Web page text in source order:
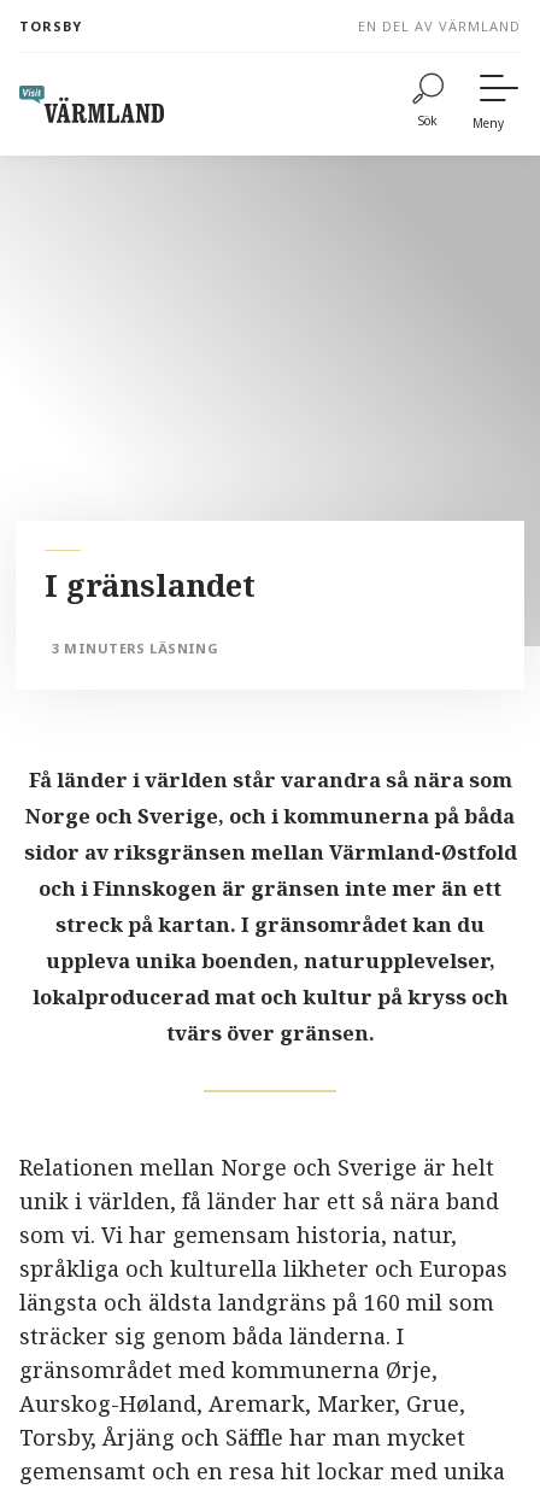
content
TORSBY EN DEL AV VÄRMLAND
Sök Meny
I gränslandet
3 MINUTERS LÄSNING
Få länder i världen står varandra så nära som
Norge och Sverige, och i kommunerna på båda
sidor av riksgränsen mellan Värmland-Østfold
och i Finnskogen är gränsen inte mer än ett
streck på kartan. I gränsområdet kan du
uppleva unika boenden, naturupplevelser,
lokalproducerad mat och kultur på kryss och
tvärs över gränsen.
Relationen mellan Norge och Sverige är helt
unik i världen, få länder har ett så nära band
som vi. Vi har gemensam historia, natur,
språkliga och kulturella likheter och Europas
längsta och äldsta landgräns på 160 mil som
sträcker sig genom båda länderna. I
gränsområdet med kommunerna Ørje,
Aurskog-Høland, Aremark, Marker, Grue,
Torsby, Årjäng och Säffle har man mycket
gemensamt och en resa hit lockar med unika